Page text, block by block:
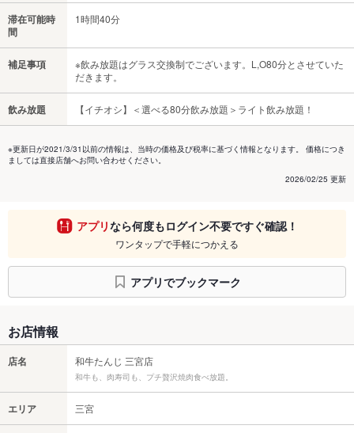
滞在可能時
間
1時間40分
補足事項
※飲み放題はグラス交換制でございます。L,O80分とさせていた
だきます。
飲み放題 【イチオシ】＜選べる80分飲み放題＞ライト飲み放題！
※更新日が2021/3/31以前の情報は、当時の価格及び税率に基づく情報となります。 価格につき
ましては直接店舗へお問い合わせください。
2026/02/25 更新
アプリなら何度もログイン不要ですぐ確認！
ワンタップで手軽につかえる
アプリでブックマーク
お店情報
店名 和牛たんじ 三宮店
和牛も、肉寿司も、プチ贅沢焼肉食べ放題。
エリア 三宮